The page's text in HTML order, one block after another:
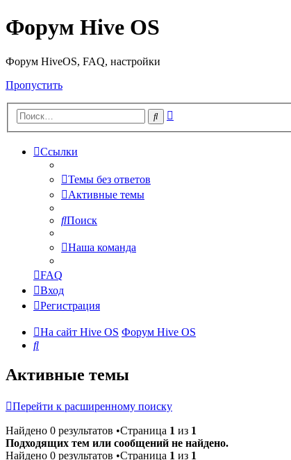
Форум Hive OS
Форум HiveOS, FAQ, настройки
Пропустить
Поиск
Ссылки
Темы без ответов
Активные темы
Поиск
Наша команда
FAQ
Вход
Регистрация
На сайт Hive OS Форум Hive OS
Поиск
Активные темы
Перейти к расширенному поиску
Найдено 0 результатов •Страница 1 из 1
Подходящих тем или сообщений не найдено.
Найдено 0 результатов •Страница 1 из 1